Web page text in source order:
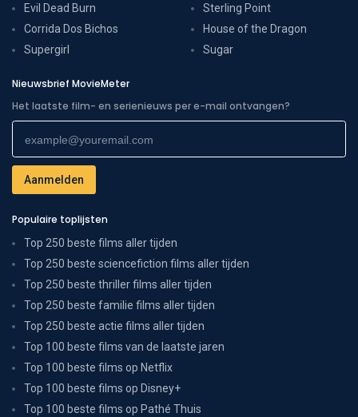
Evil Dead Burn
Corrida Dos Bichos
Supergirl
Sterling Point
House of the Dragon
Sugar
Nieuwsbrief MovieMeter
Het laatste film- en serienieuws per e-mail ontvangen?
Populaire toplijsten
Top 250 beste films aller tijden
Top 250 beste sciencefiction films aller tijden
Top 250 beste thriller films aller tijden
Top 250 beste familie films aller tijden
Top 250 beste actie films aller tijden
Top 100 beste films van de laatste jaren
Top 100 beste films op Netflix
Top 100 beste films op Disney+
Top 100 beste films op Pathé Thuis